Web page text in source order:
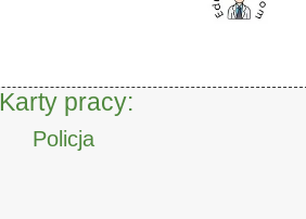
Karty pracy:
Policja